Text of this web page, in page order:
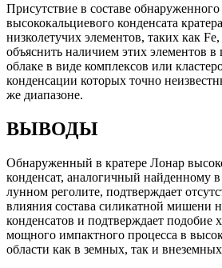
Присутствие в составе
высококальциевого конденсата
низколетучих элементов, таких как
объяснить наличием этих элементов в
облаке в виде комплексов или
конденсации которых точно
же диапазоне.
ВЫВОДЫ
Обнаруженный в кратере Лонар
конденсат, аналогичный найденному
лунном реголите, подтверждает
влияния состава силикатной мишени
конденсатов и подтверждает подобие
мощного импактного процесса в
области как в земных, так и